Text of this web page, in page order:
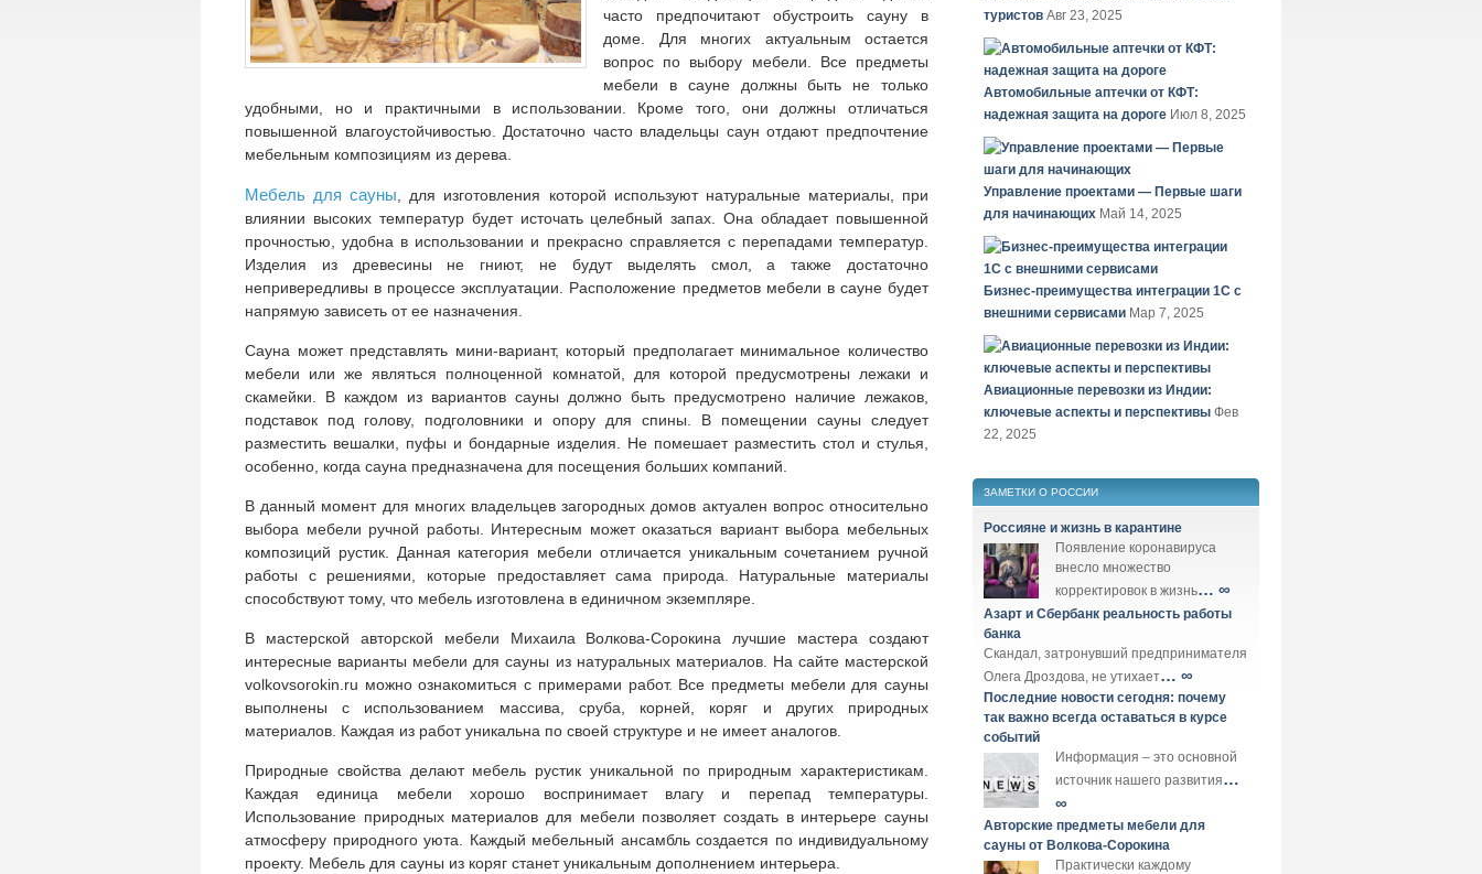
часто предпочитают обустроить сауну в
доме. Для многих актуальным остается
вопрос по выбору мебели. Все предметы
мебели в сауне должны быть не только
удобными, но и практичными в использовании. Кроме того, они должны отличаться
повышенной влагоустойчивостью. Достаточно часто владельцы саун отдают предпочтение
мебельным композициям из дерева.
Мебель для сауны , для изготовления которой используют натуральные материалы, при
влиянии высоких температур будет источать целебный запах. Она обладает повышенной
прочностью, удобна в использовании и прекрасно справляется с перепадами температур.
Изделия из древесины не гниют, не будут выделять смол, а также достаточно
непривередливы в процессе эксплуатации. Расположение предметов мебели в сауне будет
напрямую зависеть от ее назначения.
Сауна может представлять мини-вариант, который предполагает минимальное количество
мебели или же являться полноценной комнатой, для которой предусмотрены лежаки и
скамейки. В каждом из вариантов сауны должно быть предусмотрено наличие лежаков,
подставок под голову, подголовники и опору для спины. В помещении сауны следует
разместить вешалки, пуфы и бондарные изделия. Не помешает разместить стол и стулья,
особенно, когда сауна предназначена для посещения больших компаний.
В данный момент для многих владельцев загородных домов актуален вопрос относительно
выбора мебели ручной работы. Интересным может оказаться вариант выбора мебельных
композиций рустик. Данная категория мебели отличается уникальным сочетанием ручной
работы с решениями, которые предоставляет сама природа. Натуральные материалы
способствуют тому, что мебель изготовлена в единичном экземпляре.
В мастерской авторской мебели Михаила Волкова-Сорокина лучшие мастера создают
интересные варианты мебели для сауны из натуральных материалов. На сайте мастерской
volkovsorokin.ru можно ознакомиться с примерами работ. Все предметы мебели для сауны
выполнены с использованием массива, сруба, корней, коряг и других природных
материалов. Каждая из работ уникальна по своей структуре и не имеет аналогов.
Природные свойства делают мебель рустик уникальной по природным характеристикам.
Каждая единица мебели хорошо воспринимает влагу и перепад температуры.
Использование природных материалов для мебели позволяет создать в интерьере сауны
атмосферу природного уюта. Каждый мебельный ансамбль создается по индивидуальному
проекту. Мебель для сауны из коряг станет уникальным дополнением интерьера.
туристов Авг 23, 2025
Автомобильные аптечки от КФТ:
надежная защита на дороге Июл 8, 2025
Управление проектами — Первые шаги
для начинающих Май 14, 2025
Бизнес-преимущества интеграции 1С с
внешними сервисами Мар 7, 2025
Авиационные перевозки из Индии:
ключевые аспекты и перспективы Фев
22, 2025
ЗАМЕТКИ О РОССИИ
Россияне и жизнь в карантине
Появление коронавируса
внесло множество
корректировок в жизнь… ∞
Азарт и Сбербанк реальность работы
банка
Скандал, затронувший предпринимателя
Олега Дроздова, не утихает… ∞
Последние новости сегодня: почему
так важно всегда оставаться в курсе
событий
Информация – это основной
источник нашего развития…
∞
Авторские предметы мебели для
сауны от Волкова-Сорокина
Практически каждому